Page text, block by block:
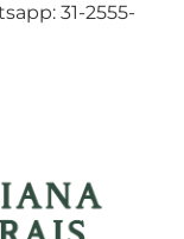
31-2555-